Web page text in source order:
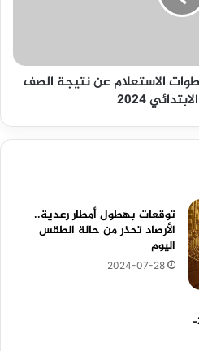
الاستعلام عن نتيجة الصف
2024
تراجع موجة البيع العالمية – 6-2-
توقعات بهطول أمطار رعدية..
الأرصاد تحذر من حالة الطقس
اليوم
2024-07-28